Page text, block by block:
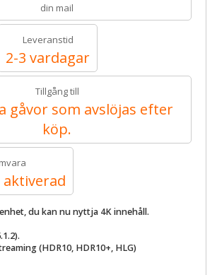
din mail
Leveranstid
2-3 vardagar
Tillgång till
gåvor som avslöjas efter
köp.
aktiverad
du kan nu nyttja 4K innehåll.
(HDR10, HDR10+, HLG)